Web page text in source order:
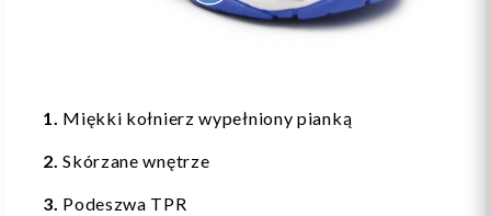
1. Miękki kołnierz wypełniony pianką
2. Skórzane wnętrze
3. Podeszwa TPR